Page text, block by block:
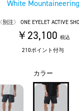
White Mountaineering
〈別注〉 ONE EYELET ACTIVE
￥23,100 税込
210ポイント付与
カラー